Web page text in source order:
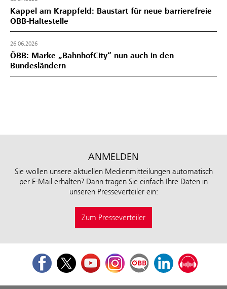
Kappel am Krappfeld: Baustart für neue barrierefreie
ÖBB-Haltestelle
26.06.2026
ÖBB: Marke „BahnhofCity“ nun auch in den
Bundesländern
ANMELDEN
Sie wollen unsere aktuellen Medienmitteilungen automatisch
per E-Mail erhalten? Dann tragen Sie einfach Ihre Daten in
unseren Presseverteiler ein:
Zum Presseverteiler
FacebookTwitterYoutubeInstagramÖBB Corporate Blog
LinkedInPodcast